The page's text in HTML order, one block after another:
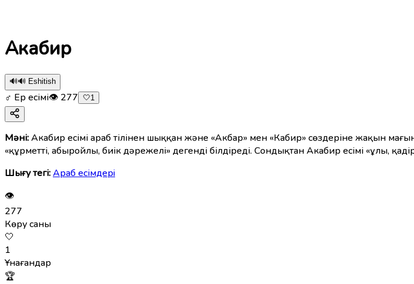
Акабир
🔊🔊 Eshitish
♂ Ер есімі👁 277 🤍1
Мәні:Акабир есімі араб тілінен шыққан және «Акбар» мен «Кабир» сөздеріне жақын
«құрметті, абыройлы, биік дәрежелі» дегенді білдіреді. Сондықтан Акабир есімі «ұлы,
Шығу тегі:Араб есімдерi
👁
277
Көру саны
🤍
1
Ұнағандар
🏆